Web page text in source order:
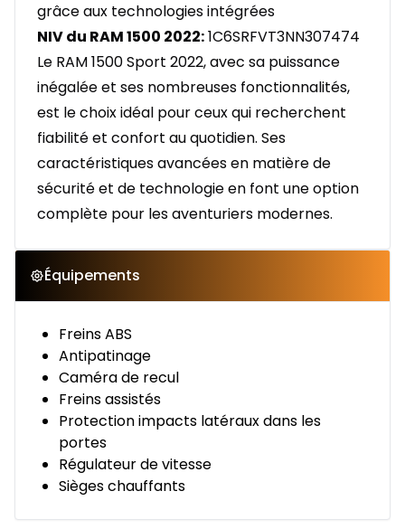
grâce aux technologies intégrées
NIV du RAM 1500 2022:1C6SRFVT3NN307474
Le RAM 1500 Sport 2022, avec sa puissance
inégalée et ses nombreuses fonctionnalités,
est le choix idéal pour ceux qui recherchent
fiabilité et confort au quotidien. Ses
caractéristiques avancées en matière de
sécurité et de technologie en font une option
complète pour les aventuriers modernes.
Équipements
Freins ABS
Antipatinage
Caméra de recul
Freins assistés
Protection impacts latéraux dans les
portes
Régulateur de vitesse
Sièges chauffants